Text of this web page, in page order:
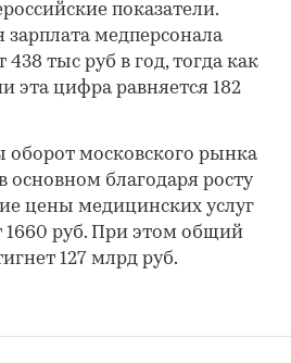
показатели.
медперсонала
438 тыс руб в год, тогда как
эта цифра равняется 182
московского рынка
основном благодаря росту
цены медицинских услуг
1660 руб. При этом общий
127 млрд руб.